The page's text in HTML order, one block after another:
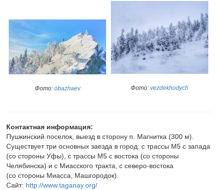
Фото: obazhaev Фото: vezdekhodych
Контактная информация:
Пушкинский поселок, выезд в сторону п. Магнитка (300 м).
Существует три основных заезда в город: с трассы М5 с запада
(со стороны Уфы), с трассы М5 с востока (со стороны
Челябинска) и с Миасского тракта, с северо-востока
(со стороны Миасса, Машгородок).
Сайт: http://www.taganay.org/